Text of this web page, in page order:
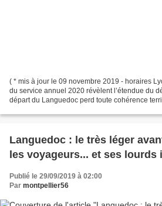
( * mis à jour le 09 novembre 2019 - horaires
du service annuel 2020 révèlent l’étendue du
départ du Languedoc perd toute cohérence
Languedoc : le très léger
les voyageurs... et ses lourds
Publié le 29/09/2019 à 02:00
Par montpellier56